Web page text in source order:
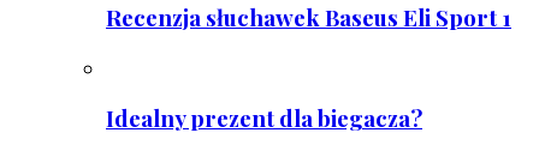
Recenzja słuchawek Baseus Eli Sport 1
Idealny prezent dla biegacza?